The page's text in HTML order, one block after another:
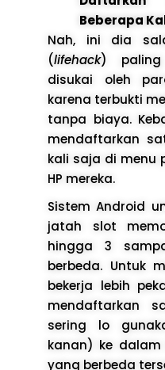
Beberapa
Nah, ini dia
(lifehack)
disukai oleh
karena terbukti
tanpa biaya.
mendaftarkan
kali saja di menu
HP mereka.
Sistem Android
jatah slot
hingga 3
berbeda. Untuk
bekerja lebih
mendaftarkan
sering lo
kanan) ke
yang berbeda